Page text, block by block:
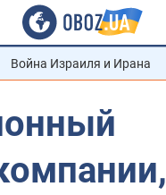
Война Израиля и Ирана